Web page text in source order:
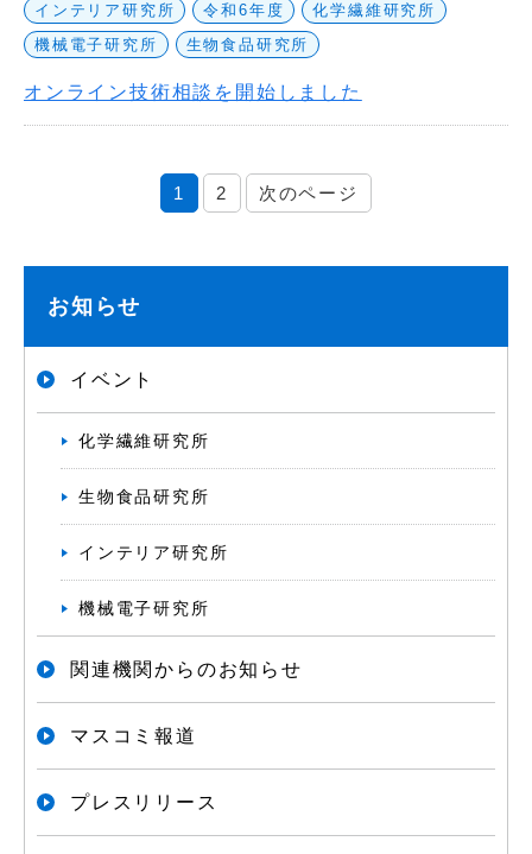
インテリア研究所 令和6年度
化学繊維研究所
機械電子研究所
生物食品研究所
オンライン技術相談を開始しました
1 2 次のページ
お知らせ
イベント
化学繊維研究所
生物食品研究所
インテリア研究所
機械電子研究所
関連機関からのお知らせ
マスコミ報道
プレスリリース